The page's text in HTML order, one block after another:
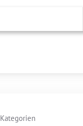
Kategorien